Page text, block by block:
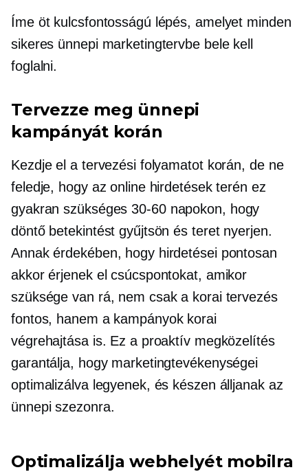
Íme öt kulcsfontosságú lépés, amelyet minden
sikeres ünnepi marketingtervbe bele kell
foglalni.
Tervezze meg ünnepi
kampányát korán
Kezdje el a tervezési folyamatot korán, de ne
feledje, hogy az online hirdetések terén ez
gyakran szükséges30-60napokon, hogy
döntő betekintést gyűjtsön és teret nyerjen.
Annak érdekében, hogy hirdetései pontosan
akkor érjenek el csúcspontokat, amikor
szüksége van rá, nem csak a korai tervezés
fontos, hanem a kampányok korai
végrehajtása is. Ez a proaktív megközelítés
garantálja, hogy marketingtevékenységei
optimalizálva legyenek, és készen álljanak az
ünnepi szezonra.
Optimalizálja webhelyét mobilra